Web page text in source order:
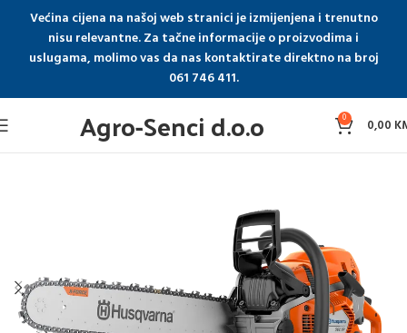
Većina cijena na našoj web stranici je izmijenjena i trenutno
nisu relevantne. Za tačne informacije o proizvodima i
uslugama, molimo vas da nas kontaktirate direktno na broj
061 746 411.
Agro-Senci d.o.o 0 0,00